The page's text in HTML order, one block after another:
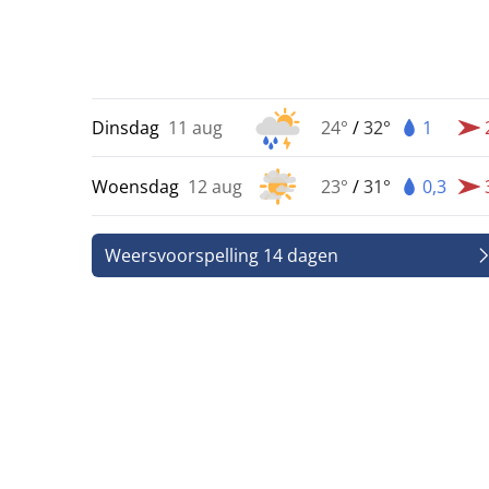
Dinsdag 11 aug 24° /32° 1
Woensdag 12 aug 23° /31° 0,3
Weersvoorspelling 14 dagen